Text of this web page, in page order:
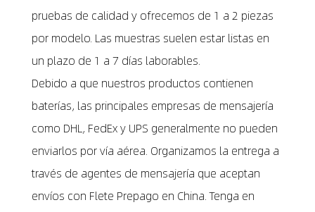
pruebas de calidad y ofrecemos de 1 a 2 piezas
por modelo. Las muestras suelen estar listas en
un plazo de 1 a 7 días laborables.
Debido a que nuestros productos contienen
baterías, las principales empresas de mensajería
como DHL, FedEx y UPS generalmente no pueden
enviarlos por vía aérea. Organizamos la entrega a
través de agentes de mensajería que aceptan
envíos con Flete Prepago en China. Tenga en